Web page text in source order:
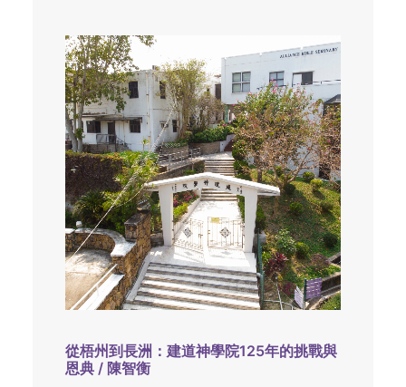
從梧州到長洲：建道神學院125年的挑戰與
恩典 / 陳智衡